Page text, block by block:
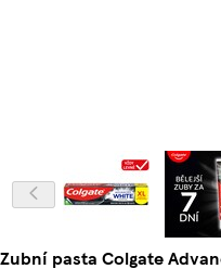
Zubní pasta Colgate